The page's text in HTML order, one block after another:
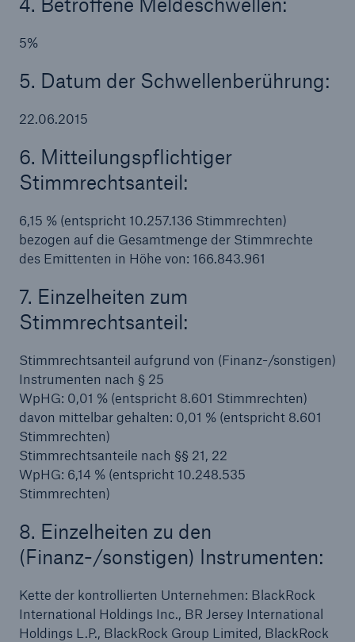
5%
5. Datum der Schwellenberührung:
22.06.2015
6. Mitteilungspflichtiger
Stimmrechtsanteil:
6,15 % (entspricht 10.257.136 Stimmrechten)
bezogen auf die Gesamtmenge der Stimmrechte
des Emittenten in Höhe von: 166.843.961
7. Einzelheiten zum
Stimmrechtsanteil:
Stimmrechtsanteil aufgrund von (Finanz-/sonstigen)
Instrumenten nach § 25
WpHG: 0,01 % (entspricht 8.601 Stimmrechten)
davon mittelbar gehalten: 0,01 % (entspricht 8.601
Stimmrechten)
Stimmrechtsanteile nach §§ 21, 22
WpHG: 6,14 % (entspricht 10.248.535
Stimmrechten)
8. Einzelheiten zu den
(Finanz-/sonstigen) Instrumenten:
Kette der kontrollierten Unternehmen: BlackRock
International Holdings Inc., BR Jersey International
Holdings L.P., BlackRock Group Limited, BlackRock